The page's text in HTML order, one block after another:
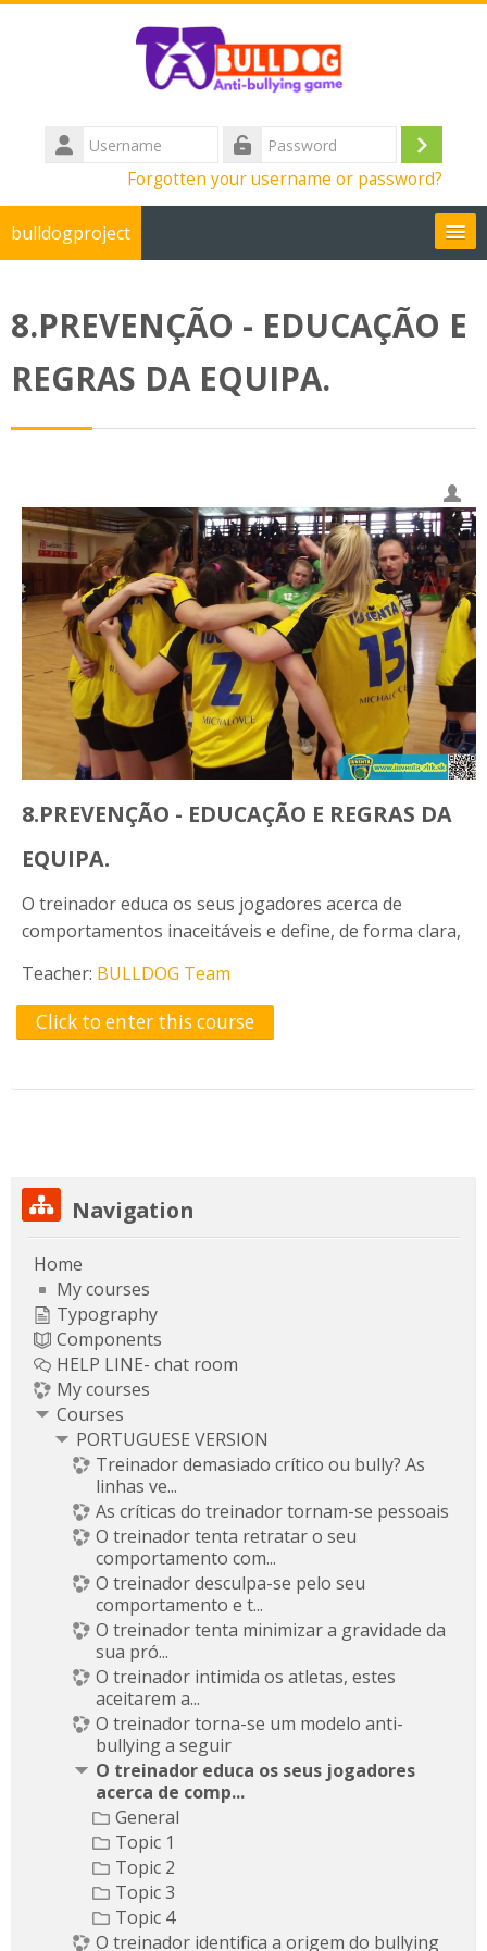
Skip to main content
Username
Log
Forgotten your username or password?
bulldogproject
Search
8.PREVENÇÃO - EDUCAÇÃO E
REGRAS DA EQUIPA.
8.PREVENÇÃO - EDUCAÇÃO E REGRAS DA
EQUIPA.
O treinador educa os seus jogadores acerca de
comportamentos inaceitáveis e define, de forma clara,
Teacher: BULLDOG Team
Click to enter this course
Skip Navigation
Navigation
Home
My courses
Typography
Components
HELP LINE- chat room
My courses
Courses
PORTUGUESE VERSION
Treinador demasiado crítico ou bully? As
linhas ve...
As críticas do treinador tornam-se pessoais
O treinador tenta retratar o seu
comportamento com...
O treinador desculpa-se pelo seu
comportamento e t...
O treinador tenta minimizar a gravidade da
sua pró...
O treinador intimida os atletas, estes
aceitarem a...
O treinador torna-se um modelo anti-
bullying a seguir
O treinador educa os seus jogadores
acerca de comp...
General
Topic 1
Topic 2
Topic 3
Topic 4
O treinador identifica a origem do bullying